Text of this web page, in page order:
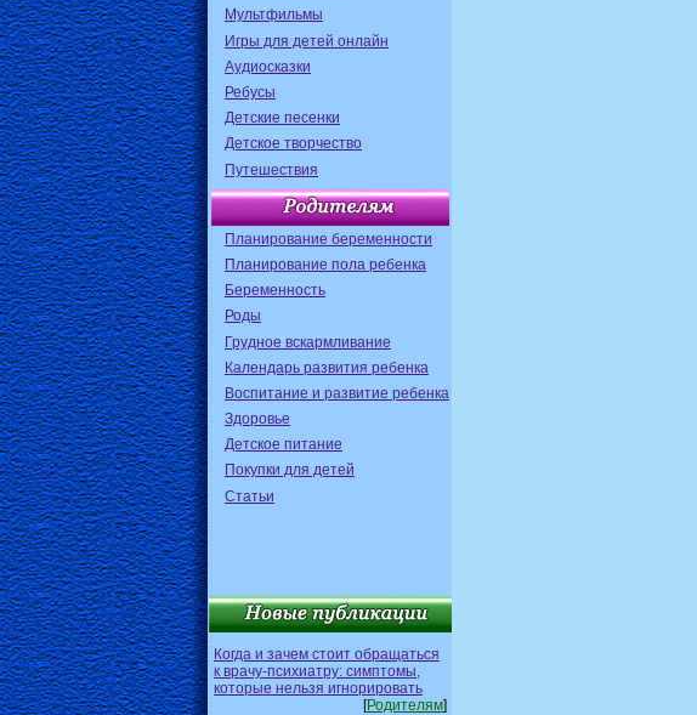
Мультфильмы
Игры для детей онлайн
Аудиосказки
Ребусы
Детские песенки
Детское творчество
Путешествия
Планирование беременности
Планирование пола ребенка
Беременность
Роды
Грудное вскармливание
Календарь развития ребенка
Воспитание и развитие ребенка
Здоровье
Детское питание
Покупки для детей
Статьи
Когда и зачем стоит обращаться
к врачу-психиатру: симптомы,
которые нельзя игнорировать
[Родителям]